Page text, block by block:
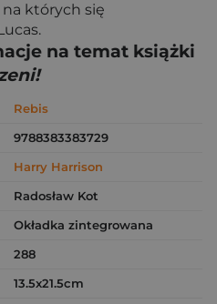
na których się
na temat książki
Rebis
9788383383729
Harry Harrison
Radosław Kot
Okładka zintegrowana
288
13.5x21.5cm